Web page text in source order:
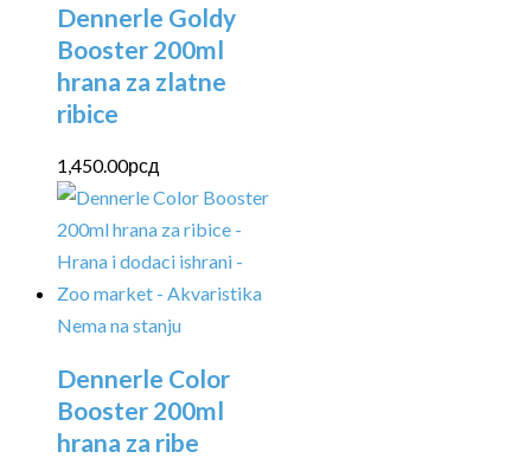
Dennerle Goldy
Booster 200ml
hrana za zlatne
ribice
1,450.00рсд
Nema na stanju
Dennerle Color
Booster 200ml
hrana za ribe